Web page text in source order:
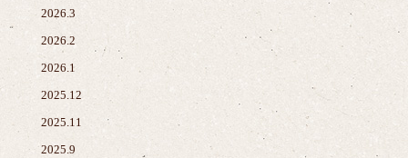
2026.3
2026.2
2026.1
2025.12
2025.11
2025.9